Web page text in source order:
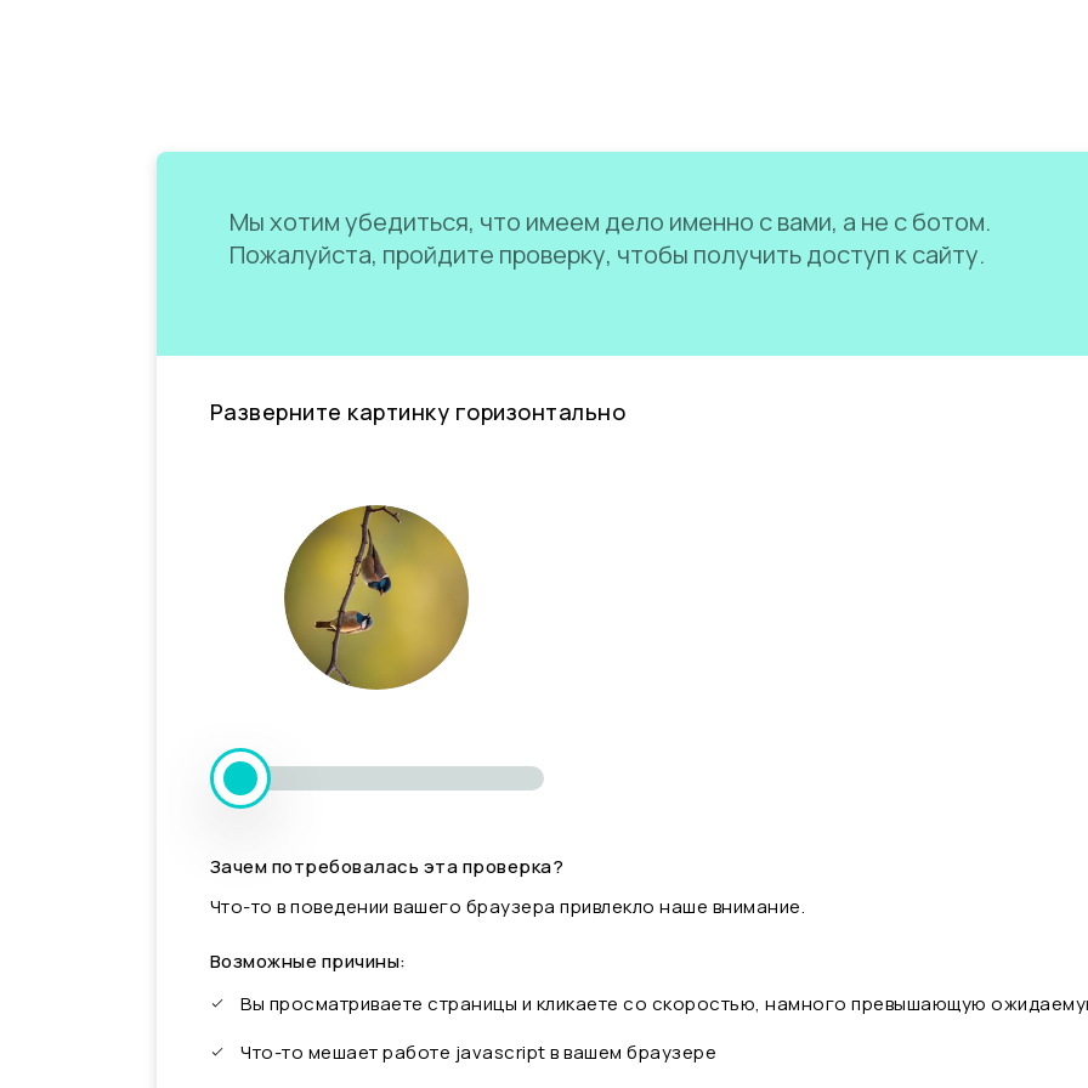
Мы хотим убедиться, что имеем дело именно с вами, а не с ботом.
Пожалуйста, пройдите проверку, чтобы получить доступ к сайту.
Разверните картинку горизонтально
Зачем потребовалась эта проверка?
Что-то в поведении вашего браузера привлекло наше внимание.
Возможные причины:
Вы просматриваете страницы и кликаете со скоростью, намного превышающую
Что-то мешает работе javascript в вашем браузере